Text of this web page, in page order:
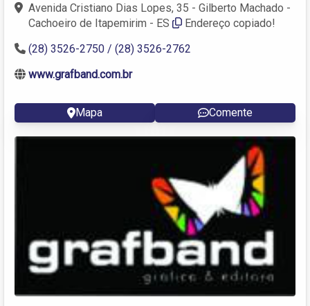
Avenida Cristiano Dias Lopes, 35 - Gilberto Machado -
Cachoeiro de Itapemirim - ES
Endereço copiado!
(28) 3526-2750 / (28) 3526-2762
www.grafband.com.br
Mapa Comente